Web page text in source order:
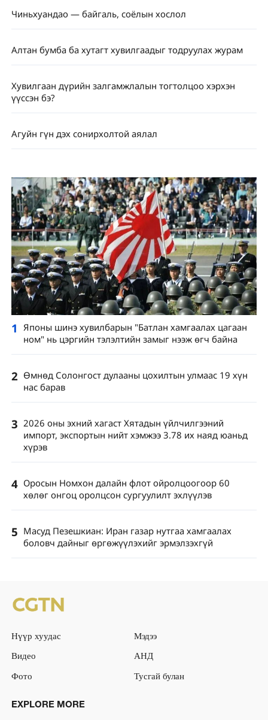
Чиньхуандао — байгаль, соёлын хослол
Алтан бумба ба хутагт хувилгаадыг тодруулах журам
Хувилгаан дүрийн залгамжлалын тогтолцоо хэрхэн
үүссэн бэ?
Агуйн гүн дэх сонирхолтой аялал
1
Японы шинэ хувилбарын "Батлан ​​​​хамгаалах цагаан
ном" нь цэргийн тэлэлтийн замыг нээж өгч байна
2 Өмнөд Солонгост дулааны цохилтын улмаас 19 хүн
нас барав
3 2026 оны эхний хагаст Хятадын үйлчилгээний
импорт, экспортын нийт хэмжээ 3.78 их наяд юаньд
хүрэв
4 Оросын Номхон далайн флот ойролцоогоор 60
хөлөг онгоц оролцсон сургуулилт эхлүүлэв
5 Масуд Пезешкиан: Иран газар нутгаа хамгаалах
боловч дайныг өргөжүүлэхийг эрмэлзэхгүй
Нүүр хуудас
Мэдээ
Видео
АНД
Фото
Тусгай булан
EXPLORE MORE